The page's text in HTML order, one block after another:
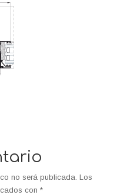
no será publicada. Los
con *